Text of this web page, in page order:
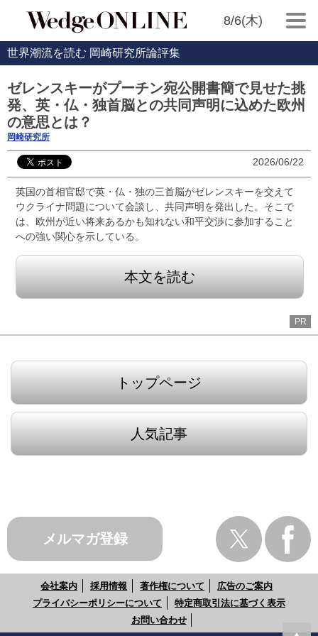
8/6(木)
世界潮流を読む 岡崎研究所論評集
ゼレンスキーがプーチン宛公開書簡で見せた挑
発、英・仏・独首脳との共同声明に込めた欧州
の意思とは？
岡崎研究所
2026/06/22
英国の首相官邸で英・仏・独の三首脳がゼレンスキーを交えて
ウクライナ問題について会談し、共同声明を発出した。そこで
は、欧州が近い将来あるかも知れない和平交渉に参加すること
への強い関心を示している。
本文を読む
PR
トップページ
人気記事
メルマガ登録
会社案内 採用情報 著作権について
広告のご案内
プライバシーポリシーについて
特定商取引法に基づく表示
お問い合わせ